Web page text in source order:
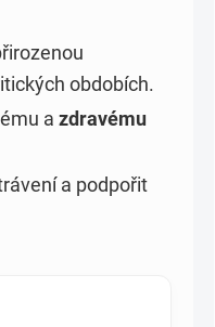
obdobích.
a zdravému
a podpořit